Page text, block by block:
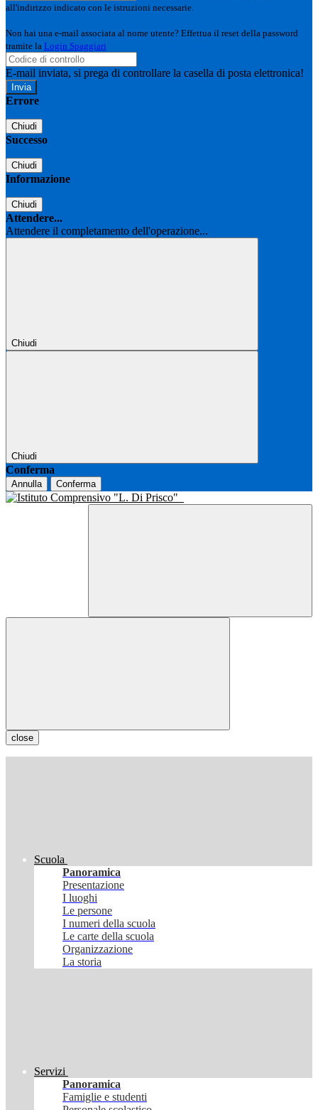
all'indirizzo indicato con le istruzioni necessarie.
Non hai una e-mail associata al nome utente? Effettua il reset della password
tramite la Login Spaggiari
E-mail inviata, si prega di controllare la casella di posta elettronica!
Errore
Chiudi
Successo
Chiudi
Informazione
Chiudi
Attendere...
Attendere il completamento dell'operazione...
Chiudi
Chiudi
Conferma
Annulla Conferma
close
Scuola
Panoramica
Presentazione
I luoghi
Le persone
I numeri della scuola
Le carte della scuola
Organizzazione
La storia
Servizi
Panoramica
Famiglie e studenti